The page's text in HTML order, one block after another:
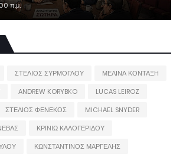
π.μ.
ΣΤΕΛΙΟΣ ΣΥΡΜΟΓΛΟΥ
ΜΕΛΙΝΑ ΚΟΝΤΑΞΗ
ANDREW KORYBKO
LUCAS LEIROZ
ΣΤΕΛΙΟΣ ΦΕΝΕΚΟΣ
MICHAEL SNYDER
ΚΡΙΝΙΩ ΚΑΛΟΓΕΡΙΔΟΥ
ΚΩΝΣΤΑΝΤΙΝΟΣ ΜΑΡΓΕΛΗΣ